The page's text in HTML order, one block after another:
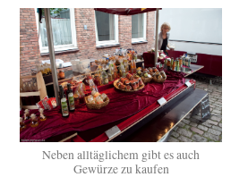
Neben alltäglichem gibt es auch
Gewürze zu kaufen